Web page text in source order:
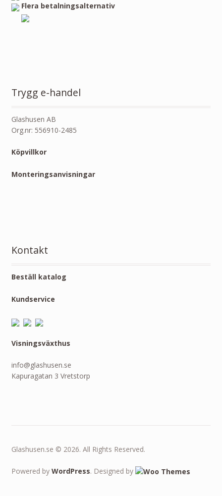
Flera betalningsalternativ
Trygg e-handel
Glashusen AB
Org.nr: 556910-2485
Köpvillkor
Monteringsanvisningar
Kontakt
Beställ katalog
Kundservice
Visningsväxthus
info@glashusen.se
Kapuragatan 3 Vretstorp
Glashusen.se © 2026. All Rights Reserved.
Powered by WordPress. Designed by